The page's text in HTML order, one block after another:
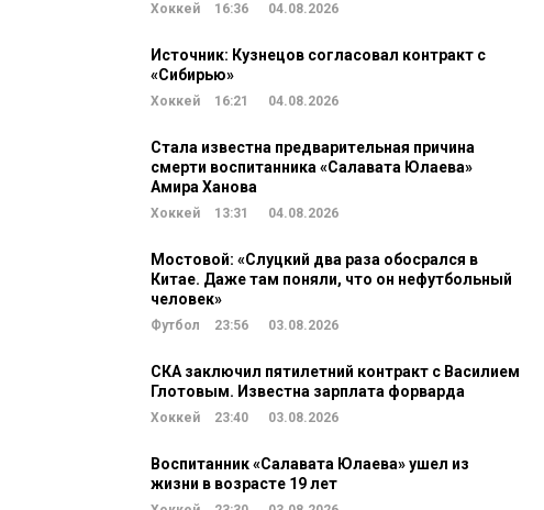
Хоккей 16:36 04.08.2026
Источник: Кузнецов согласовал контракт с
«Сибирью»
Хоккей 16:21 04.08.2026
Стала известна предварительная причина
смерти воспитанника «Салавата Юлаева»
Амира Ханова
Хоккей 13:31 04.08.2026
Мостовой: «Слуцкий два раза обосрался в
Китае. Даже там поняли, что он нефутбольный
человек»
Футбол 23:56 03.08.2026
СКА заключил пятилетний контракт с Василием
Глотовым. Известна зарплата форварда
Хоккей 23:40 03.08.2026
Воспитанник «Салавата Юлаева» ушел из
жизни в возрасте 19 лет